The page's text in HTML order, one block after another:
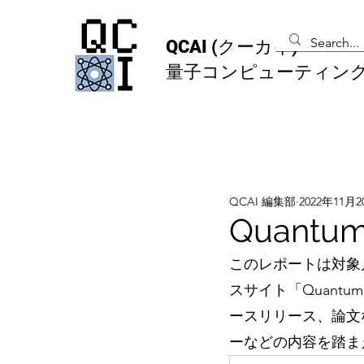
QCAI (クーカイ)
量子コンピューティン
QCAI 編集部 2022年11月
このレポートは対
スサイト「
ースリリース、論
ーなどの内容を踏